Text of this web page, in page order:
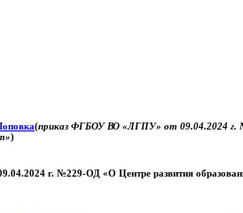
(приказ ФГБОУ ВО «ЛГПУ» от 09.04.2024 г.
)
г. №229-ОД «О Центре развития